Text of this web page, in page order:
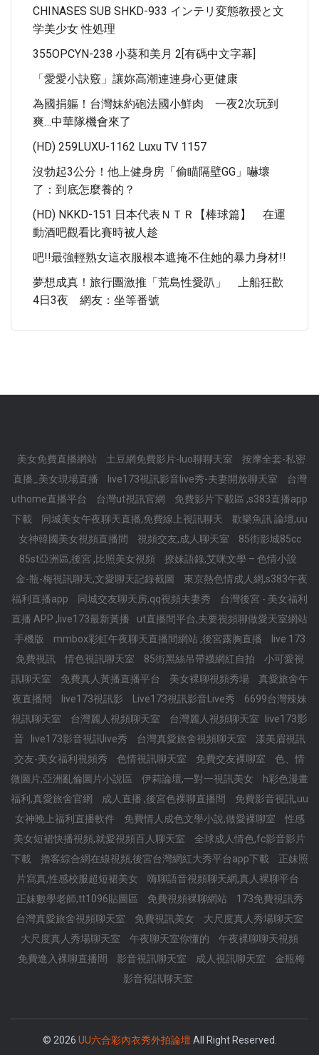
CHINASES SUB SHKD-933 インテリ変態教授と文
学美少女 性処理
355OPCYN-238 小葵和美月 2[有碼中文字幕]
「愛愛小訣竅」讓妳高潮連連身心更健康
為國捐軀！台灣妹約砲法國小鮮肉 一夜2次玩到
爽…中華隊機會來了
(HD) 259LUXU-1162 Luxu TV 1157
沒勃起3公分！他上健身房「偷瞄隔壁GG」嚇壞
了：到底怎麼養的？
(HD) NKKD-151 日本代表ＮＴＲ【棒球篇】 在運
動酒吧觀看比賽時被人趁
吧!!最強輕熟女這衣服根本遮掩不住她的暴力身材!!
夢想成真！旅行團激推「荒島性愛趴」 上船狂歡
4日3夜 網友：坐等番號
美女免費直播網站 土豆網免費影片-luo聊聊天室
按摩全套-私密
直播_美女現場直播
live173視訊影音live秀-夫妻開放聊天室
台灣
uthome直播平台
台灣ut視訊官網
免費影片下載區 ,s383直播app
下載
同城美女午夜聊天直播,免費線上視訊聊天
歡樂魚訊 論壇,uu
女神韓國美女視頻直播間
視頻交友,成人聊天室
85街影城85cc
85st亞洲區,後宮 ,比照美女視頻
撩妹語錄,艾咪文學 – 色情小說
金-瓶-梅視訊聊天,文愛聊天記錄截圖
東京熱色情成人網,s383午夜
福利直播app
同城交友聊天房,qq視頻夫妻秀
台灣後宮 - 美女福利
直播 APP ,live173最新黃播
ut直播間平台,夫要視頻聊做愛天室網站
手機版
mmbox彩虹午夜聊天直播間網站 ,後宮露胸直播
live 173
免費視訊
情色視訊聊天室 85街黑絲吊帶襪網紅自拍
小可愛視
訊聊天室
免費真人黃播直播平台 美女裸聊視頻秀場
真愛旅舍午
夜直播間
live173視訊影 Live173視訊影音Live秀
6699台灣辣妹
視訊聊天室
台灣麗人視頻聊天室 台灣麗人視頻聊天室
live173影
音
live173影音視訊live秀 台灣真愛旅舍視頻聊天室
漾美眉視訊
交友-美女福利視頻秀
色情視訊聊天室 免費交友裸聊室
色、情
微圖片,亞洲亂倫圖片小說區
伊莉論壇,一對一視訊美女
h彩色漫畫
福利,真愛旅舍官網
成人直播 ,後宮色裸聊直播間
免費影音視訊,uu
女神晚上福利直播軟件
免費情人成色文學小說,做愛裸聊室
性感
美女短裙快播視頻,就愛視頻百人聊天室
全球成人情色,fc影音影片
下載
擼客綜合網在線視頻,後宮台灣網紅大秀平台app下載
正妹照
片寫真,性感校服超短裙美女
嗨聊語音視頻聊天網,真人裸聊平台
正妹數學老師,tt1096貼圖區
免費視頻裸聊網站
173免費視訊秀
台灣真愛旅舍視頻聊天室
免費視訊美女
大尺度真人秀場聊天室
大尺度真人秀場聊天室
午夜聊天室你懂的
午夜裸聊聊天視頻
免費進入裸聊直播間
影音視訊聊天室 成人視訊聊天室
金瓶梅
影音視訊聊天室
© 2026 UU六合彩內衣秀外拍論壇 All Right Reserved.